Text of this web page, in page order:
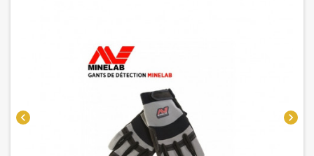
chevron_left chevron_right